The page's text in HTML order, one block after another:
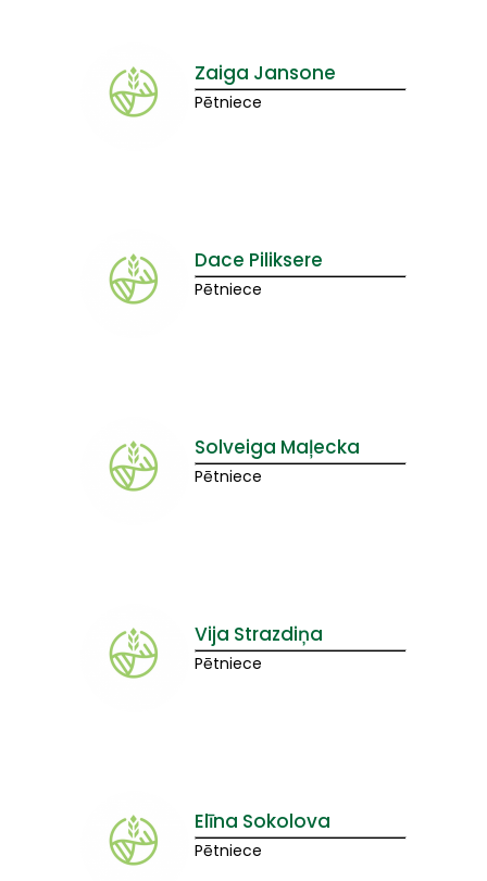
Zaiga Jansone
Pētniece
Dace Piliksere
Pētniece
Solveiga Maļecka
Pētniece
Vija Strazdiņa
Pētniece
Elīna Sokolova
Pētniece